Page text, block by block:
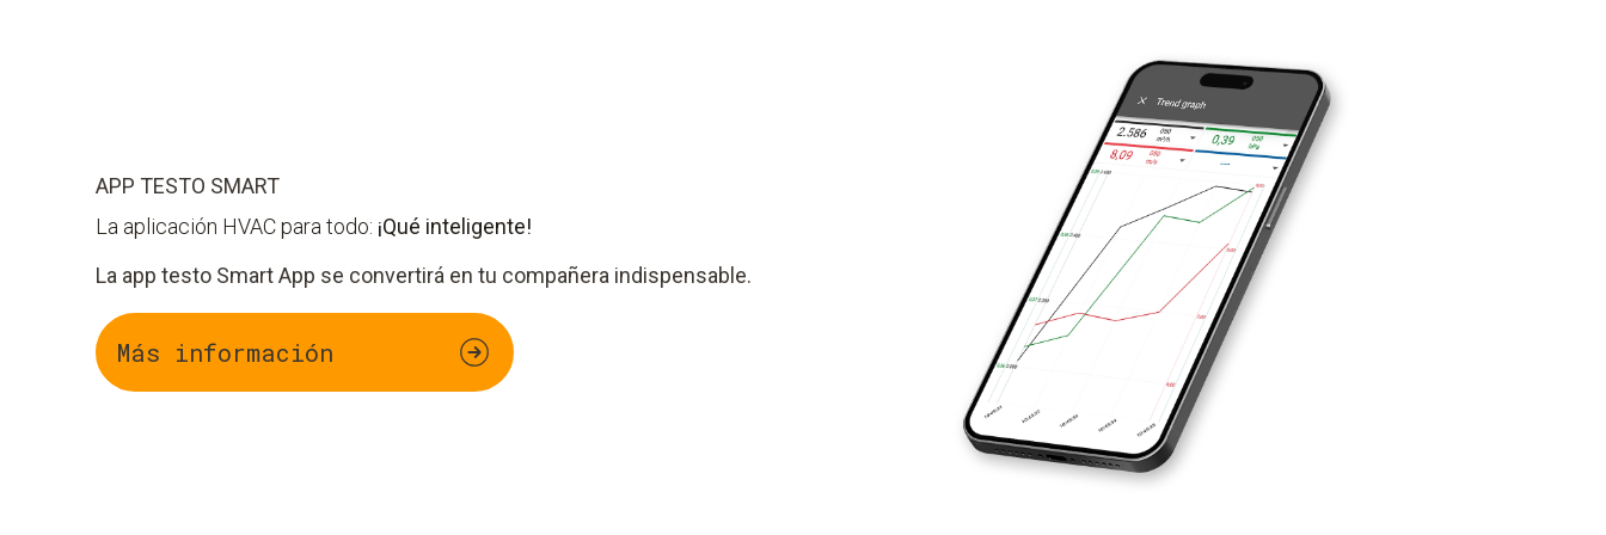
APP TESTO SMART
La aplicación HVAC para todo: ¡Qué inteligente!
La app testo Smart App se convertirá en tu compañera indispensable.
Más información